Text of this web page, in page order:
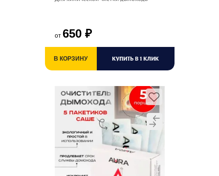
от 650 ₽
В КОРЗИНУ КУПИТЬ В 1 КЛИК